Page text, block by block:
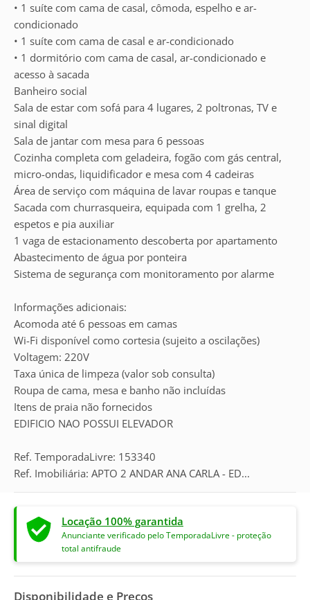
• 1 suíte com cama de casal, cômoda, espelho e ar-
condicionado
• 1 suíte com cama de casal e ar-condicionado
• 1 dormitório com cama de casal, ar-condicionado e
acesso à sacada
Banheiro social
Sala de estar com sofá para 4 lugares, 2 poltronas, TV e
sinal digital
Sala de jantar com mesa para 6 pessoas
Cozinha completa com geladeira, fogão com gás central,
micro-ondas, liquidificador e mesa com 4 cadeiras
Área de serviço com máquina de lavar roupas e tanque
Sacada com churrasqueira, equipada com 1 grelha, 2
espetos e pia auxiliar
1 vaga de estacionamento descoberta por apartamento
Abastecimento de água por ponteira
Sistema de segurança com monitoramento por alarme
Informações adicionais:
Acomoda até 6 pessoas em camas
Wi-Fi disponível como cortesia (sujeito a oscilações)
Voltagem: 220V
Taxa única de limpeza (valor sob consulta)
Roupa de cama, mesa e banho não incluídas
Itens de praia não fornecidos
EDIFICIO NAO POSSUI ELEVADOR
Ref. TemporadaLivre: 153340
Ref. Imobiliária: APTO 2 ANDAR ANA CARLA - ED...
Locação 100% garantida
Anunciante verificado pelo TemporadaLivre - proteção
total antifraude
Disponibilidade e Preços